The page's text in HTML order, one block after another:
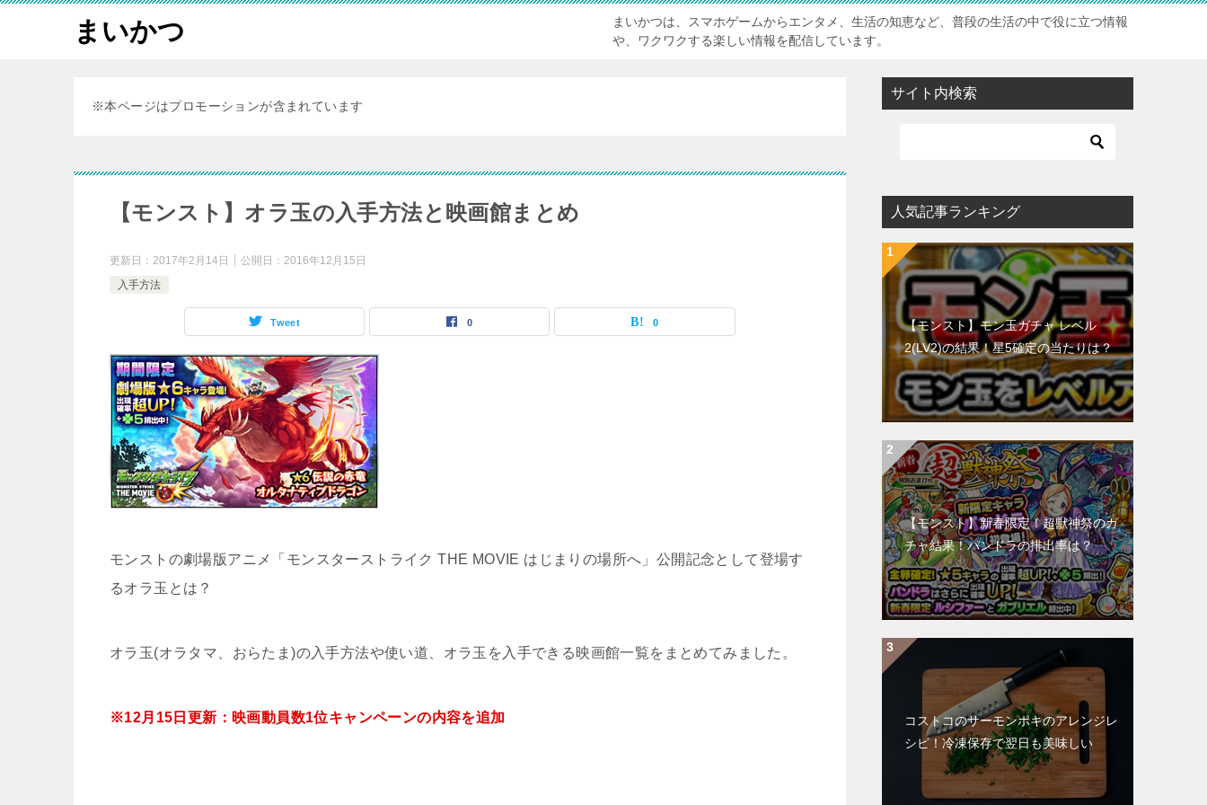
まいかつ
まいかつは、スマホゲームからエンタメ、生活の知恵など、普段の生活の中で役に立つ情報
や、ワクワクする楽しい情報を配信しています。
※本ページはプロモーションが含まれています
【モンスト】オラ玉の入手方法と映画館まとめ
更新日： 2017年2月14日 公開日： 2016年12月15日
入手方法
Tweet 0 0
モンストの劇場版アニメ「モンスターストライク THE MOVIE はじまりの場所へ」公開記念として登場す
るオラ玉とは？
オラ玉(オラタマ、おらたま)の入手方法や使い道、オラ玉を入手できる映画館一覧をまとめてみました。
※12月15日更新：映画動員数1位キャンペーンの内容を追加
サイト内検索
人気記事ランキング
【モンスト】モン玉ガチャ レベル
2(LV2)の結果！星5確定の当たりは？
【モンスト】新春限定！超獣神祭のガ
チャ結果！パンドラの排出率は？
コストコのサーモンポキのアレンジレ
シピ！冷凍保存で翌日も美味しい